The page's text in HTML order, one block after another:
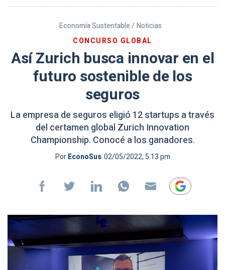
Economía Sustentable / Noticias
CONCURSO GLOBAL
Así Zurich busca innovar en el
futuro sostenible de los
seguros
La empresa de seguros eligió 12 startups a través
del certamen global Zurich Innovation
Championship. Conocé a los ganadores.
PorEconoSus 02/05/2022, 5:13 pm